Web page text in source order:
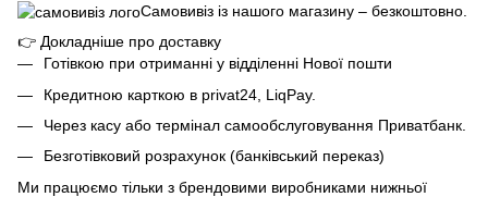
Самовивіз із нашого магазину – безкоштовно.
👉 Докладніше про доставку
Готівкою при отриманні у відділенні Нової пошти
Кредитною карткою в privat24, LiqPay.
Через касу або термінал самообслуговування Приватбанк.
Безготівковий розрахунок (банківський переказ)
Ми працюємо тільки з брендовими виробниками нижньої